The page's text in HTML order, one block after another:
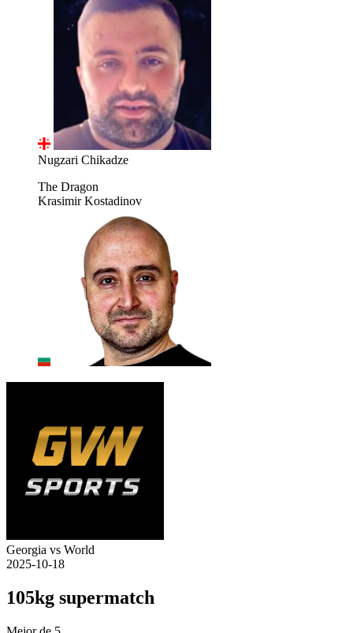
Nugzari Chikadze
The Dragon
Krasimir Kostadinov
Georgia vs World
2025-10-18
105kg supermatch